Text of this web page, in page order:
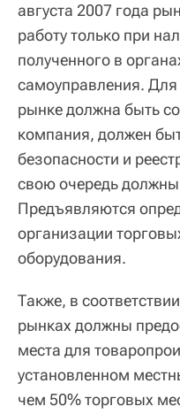
августа 2007 года
работу только при
полученного в
самоуправления.
рынке должна быть
компания, должен
безопасности и
свою очередь
Предъявляются
организации
оборудования.
Также, в
рынках должны
места для
установленном
чем 50% торговых